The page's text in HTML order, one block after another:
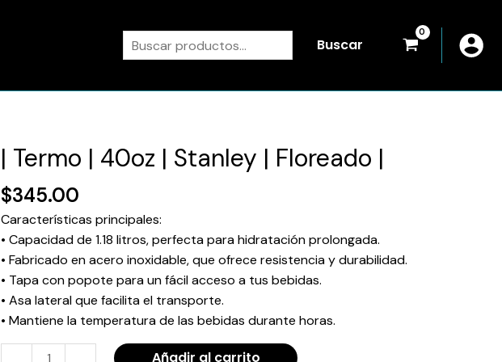
Buscar
| Termo | 40oz | Stanley | Floreado |
$345.00
Características principales:
• Capacidad de 1.18 litros, perfecta para hidratación prolongada.
• Fabricado en acero inoxidable, que ofrece resistencia y durabilidad.
• Tapa con popote para un fácil acceso a tus bebidas.
• Asa lateral que facilita el transporte.
• Mantiene la temperatura de las bebidas durante horas.
Termo
|
40oz
Stanley
Floreado
Añadir al carrito